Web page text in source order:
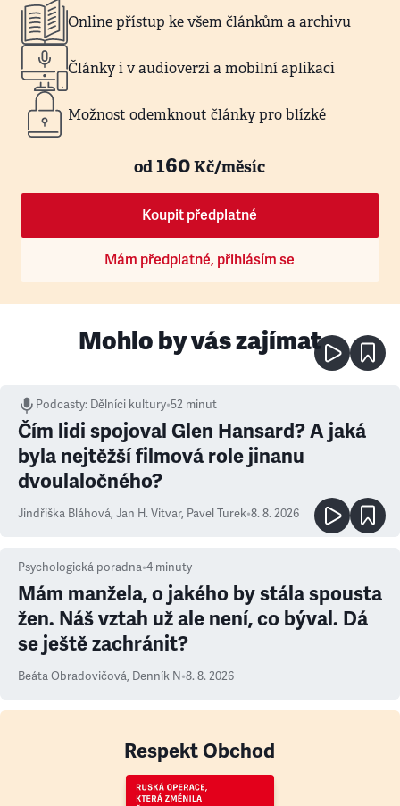
Online přístup ke všem článkům a archivu
Články i v audioverzi a mobilní aplikaci
Možnost odemknout články pro blízké
od160Kč/měsíc
Koupit předplatné
Mám předplatné, přihlásím se
Mohlo by vás zajímat
Podcasty: Dělníci kultury•52 minut
Čím lidi spojoval Glen Hansard? A jaká
byla nejtěžší filmová role jinanu
dvoulaločného?
Jindřiška Bláhová, Jan H. Vitvar, Pavel Turek•8. 8. 2026
Psychologická poradna•4 minuty
Mám manžela, o jakého by stála spousta
žen. Náš vztah už ale není, co býval. Dá
se ještě zachránit?
Beáta Obradovičová, Denník N•8. 8. 2026
Respekt Obchod